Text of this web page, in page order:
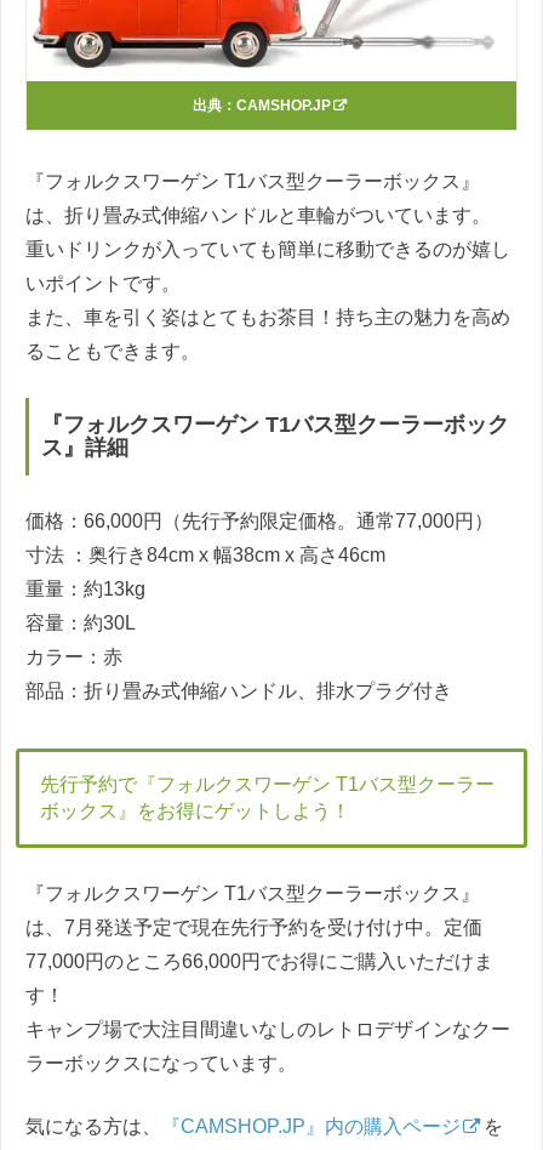
出典： CAMSHOP.JP
『フォルクスワーゲン T1バス型クーラーボックス』
は、折り畳み式伸縮ハンドルと車輪がついています。
重いドリンクが入っていても簡単に移動できるのが嬉し
いポイントです。
また、車を引く姿はとてもお茶目！持ち主の魅力を高め
ることもできます。
『フォルクスワーゲン T1バス型クーラーボック
ス』詳細
価格：66,000円（先行予約限定価格。通常77,000円）
寸法 ：奥行き84cm x 幅38cm x 高さ46cm
重量：約13kg
容量：約30L
カラー：赤
部品：折り畳み式伸縮ハンドル、排水プラグ付き
先行予約で『フォルクスワーゲン T1バス型クーラー
ボックス』をお得にゲットしよう！
『フォルクスワーゲン T1バス型クーラーボックス』
は、7月発送予定で現在先行予約を受け付け中。定価
77,000円のところ66,000円でお得にご購入いただけま
す！
キャンプ場で大注目間違いなしのレトロデザインなクー
ラーボックスになっています。
気になる方は、 『CAMSHOP.JP』内の購入ページ を